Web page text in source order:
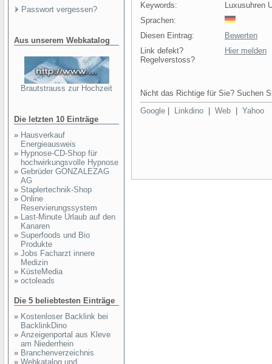
Passwort vergessen?
Aus unserem Webkatalog
Brautstrauss zur Hochzeit
Die letzten 10 Einträge
» Hausverkauf
Energieausweis
» Hypnose-CD-Shop für
hochwirkungsvolle Hypnose
» Gebrüder GONZALEZAG
AG
» Staplertechnik-Shop
» Online
Reservierungssystem
» Last-Minute Urlaub auf den
Kanaren
» Superfoods und Bio
Produkte
» Jobs Facharzt innere
Medizin
» KüsteMedia
» octoleads
Die 5 beliebtesten Einträge
» Kostenloser Backlink bei
BacklinkDino
» Anzeigenportal aus Kleve
am Niederrhein
» Branchenverzeichnis
» Webkatalog und
Keywords:
Luxusuhren
Sprachen:
Diesen Eintrag:
Bewerten
Link defekt?
Regelverstoss?
Hier melden
Nicht das Richtige für Sie? Suchen
Google
Linkdino Web Yahoo